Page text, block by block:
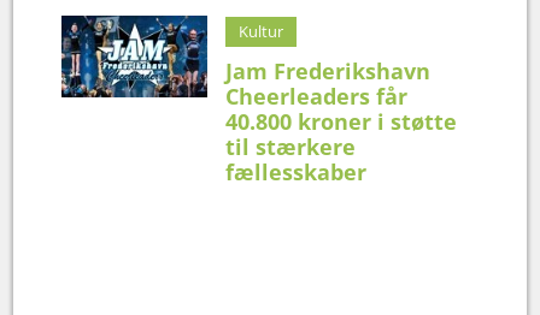
Kultur
Jam Frederikshavn
Cheerleaders får
40.800 kroner i støtte
til stærkere
fællesskaber